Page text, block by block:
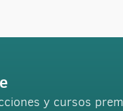
y cursos